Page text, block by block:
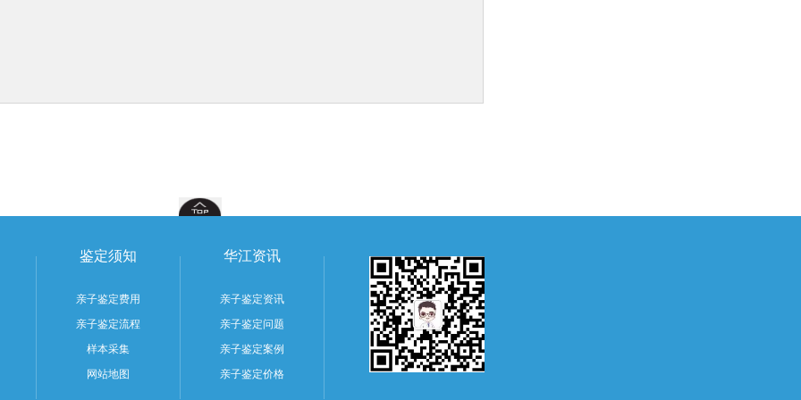
鉴定须知
亲子鉴定费用
亲子鉴定流程
样本采集
网站地图
华江资讯
亲子鉴定资讯
亲子鉴定问题
亲子鉴定案例
亲子鉴定价格